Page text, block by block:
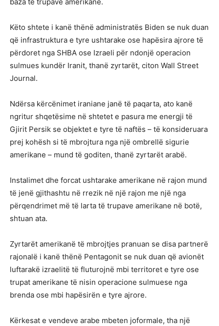
Këto shtete i kanë thënë administratës Biden se nuk duan
që infrastruktura e tyre ushtarake ose hapësira ajrore të
përdoret nga SHBA ose Izraeli për ndonjë operacion
sulmues kundër Iranit, thanë zyrtarët, citon Wall Street
Journal.
Ndërsa kërcënimet iraniane janë të paqarta, ato kanë
ngritur shqetësime në shtetet e pasura me energji të
Gjirit Persik se objektet e tyre të naftës – të konsideruara
prej kohësh si të mbrojtura nga një ombrellë sigurie
amerikane – mund të goditen, thanë zyrtarët arabë.
Instalimet dhe forcat ushtarake amerikane në rajon mund
të jenë gjithashtu në rrezik në një rajon me një nga
përqendrimet më të larta të trupave amerikane në botë,
shtuan ata.
Zyrtarët amerikanë të mbrojtjes pranuan se disa partnerë
rajonalë i kanë thënë Pentagonit se nuk duan që avionët
luftarakë izraelitë të fluturojnë mbi territoret e tyre ose
trupat amerikane të nisin operacione sulmuese nga
brenda ose mbi hapësirën e tyre ajrore.
Kërkesat e vendeve arabe mbeten joformale, tha një